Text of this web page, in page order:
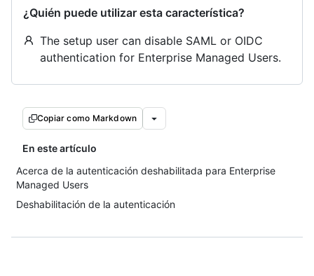
¿Quién puede utilizar esta característica?
The setup user can disable SAML or OIDC
authentication for Enterprise Managed Users.
Copiar como Markdown
En este artículo
Acerca de la autenticación deshabilitada para Enterprise
Managed Users
Deshabilitación de la autenticación